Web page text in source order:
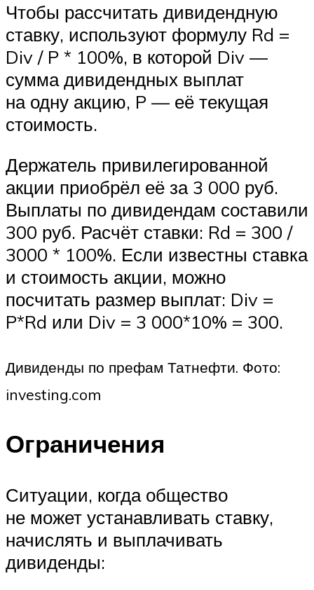
Чтобы рассчитать дивидендную
ставку, используют формулу Rd =
Div / P * 100%, в которой Div —
сумма дивидендных выплат
на одну акцию, P — её текущая
стоимость.
Держатель привилегированной
акции приобрёл её за 3 000 руб.
Выплаты по дивидендам составили
300 руб. Расчёт ставки: Rd = 300 /
3000 * 100%. Если известны ставка
и стоимость акции, можно
посчитать размер выплат: Div =
P*Rd или Div = 3 000*10% = 300.
Дивиденды по префам Татнефти. Фото:
investing.com
Ограничения
Ситуации, когда общество
не может устанавливать ставку,
начислять и выплачивать
дивиденды: